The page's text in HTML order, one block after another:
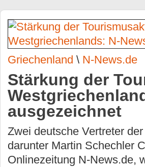
Griechenland \ N-News.de
Stärkung der
ausgezeichnet
Zwei deutsche Vertreter
darunter Martin Schechler
Onlinezeitung N-News.de,